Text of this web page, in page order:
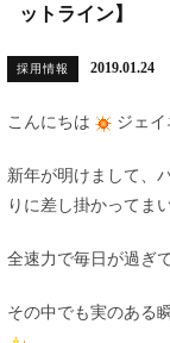
ットライン】
採用情報 2019.01.24
こんにちは ジェ
新年が明けまして、
りに差し掛かってま
全速力で毎日が過ぎ
その中でも実のある